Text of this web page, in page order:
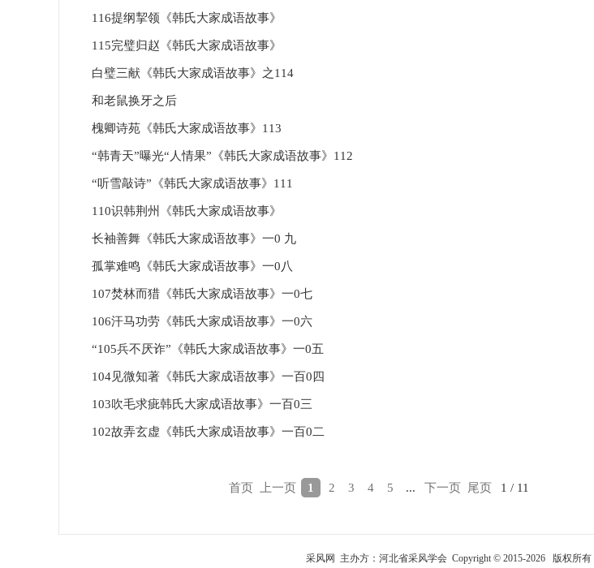
116提纲挈领《韩氏大家成语故事》
115完璧归赵《韩氏大家成语故事》
白璧三献《韩氏大家成语故事》之114
和老鼠换牙之后
槐卿诗苑《韩氏大家成语故事》113
“韩青天”曝光“人情果”《韩氏大家成语故事》112
“听雪敲诗”《韩氏大家成语故事》111
110识韩荆州《韩氏大家成语故事》
长袖善舞《韩氏大家成语故事》一0 九
孤掌难鸣《韩氏大家成语故事》一0八
107焚林而猎《韩氏大家成语故事》一0七
106汗马功劳《韩氏大家成语故事》一0六
‌“105兵不厌诈”《韩氏大家成语故事》一0五
104见微知著《韩氏大家成语故事》一百0四
103吹毛求疵韩氏大家成语故事》一百0三
102故弄玄虚《韩氏大家成语故事》一百0二
首页 上一页 1 2 3 4 5 ... 下一页 尾页 1 / 11
采风网 主办方：河北省采风学会 Copyright © 2015-2026 版权所有